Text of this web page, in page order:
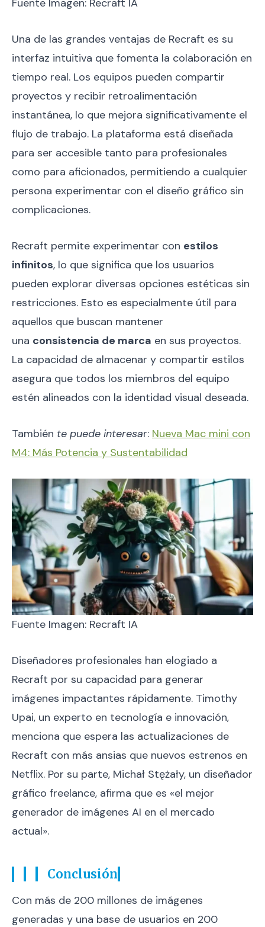
Fuente Imagen: Recraft IA
Una de las grandes ventajas de Recraft es su
interfaz intuitiva que fomenta la colaboración en
tiempo real. Los equipos pueden compartir
proyectos y recibir retroalimentación
instantánea, lo que mejora significativamente el
flujo de trabajo. La plataforma está diseñada
para ser accesible tanto para profesionales
como para aficionados, permitiendo a cualquier
persona experimentar con el diseño gráfico sin
complicaciones.
Recraft permite experimentar con estilos
infinitos, lo que significa que los usuarios
pueden explorar diversas opciones estéticas sin
restricciones. Esto es especialmente útil para
aquellos que buscan mantener
una consistencia de marca en sus proyectos.
La capacidad de almacenar y compartir estilos
asegura que todos los miembros del equipo
estén alineados con la identidad visual deseada.
También te puede interesar: Nueva Mac mini con
M4: Más Potencia y Sustentabilidad
Fuente Imagen: Recraft IA
Diseñadores profesionales han elogiado a
Recraft por su capacidad para generar
imágenes impactantes rápidamente. Timothy
Upai, un experto en tecnología e innovación,
menciona que espera las actualizaciones de
Recraft con más ansias que nuevos estrenos en
Netflix. Por su parte, Michał Stężały, un diseñador
gráfico freelance, afirma que es «el mejor
generador de imágenes AI en el mercado
actual».
Conclusión
Con más de 200 millones de imágenes
generadas y una base de usuarios en 200